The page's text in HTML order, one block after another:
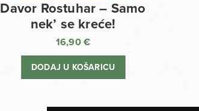
Davor Rostuhar – Samo
nek’ se kreće!
16,90€
DODAJ U KOŠARICU